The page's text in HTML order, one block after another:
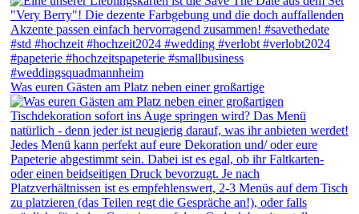
Was euren Gästen am Platz neben einer großartige